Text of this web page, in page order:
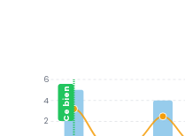
Ce bien
6
4
2